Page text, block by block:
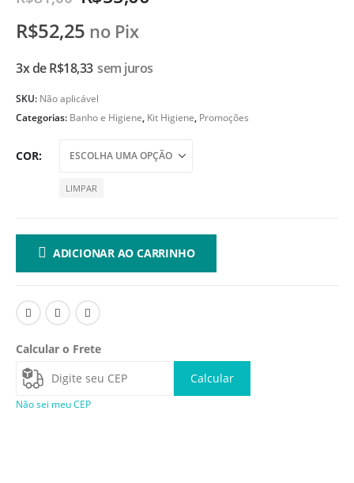
R$52,25 no Pix
3x deR$18,33 sem juros
SKU: Não aplicável
Categorias: Banho e Higiene, Kit Higiene, Promoções
COR
LIMPAR
ADICIONAR AO CARRINHO
Calcular o Frete
Calcular
Não sei meu CEP